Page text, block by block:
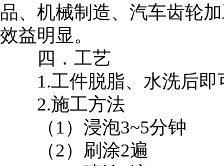
品、机械制造、汽车齿轮
效益明显。
四．工艺
1.工件脱脂、水洗后即
2.施工方法
（1）浸泡3~5分钟
（2）刷涂2遍